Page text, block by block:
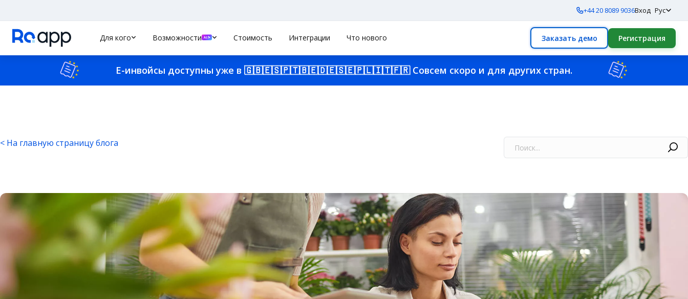
+44 20 8089 9036Вход Рус
Для кого Возможности Стоимость Интеграции Что нового Заказать демо Регистрация
E-инвойсы доступны уже в 🇬🇧🇪🇸🇵🇹🇧🇪🇩🇪🇸🇪🇵🇱🇮🇹🇫🇷Совсем скоро и для других стран.
< На главную страницу блога